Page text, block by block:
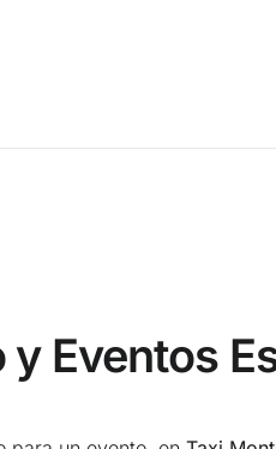
Eventos